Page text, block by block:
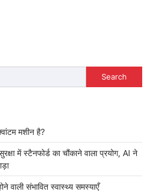
Search
मशीन है?
में स्टैनफोर्ड का चौंकाने वाला प्रयोग, AI ने
वाली संभावित स्वास्थ्य समस्याएँ